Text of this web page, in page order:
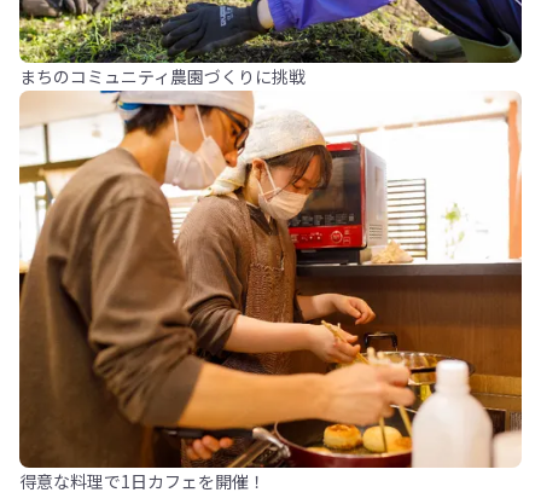
まちのコミュニティ農園づくりに挑戦
得意な料理で1日カフェを開催！